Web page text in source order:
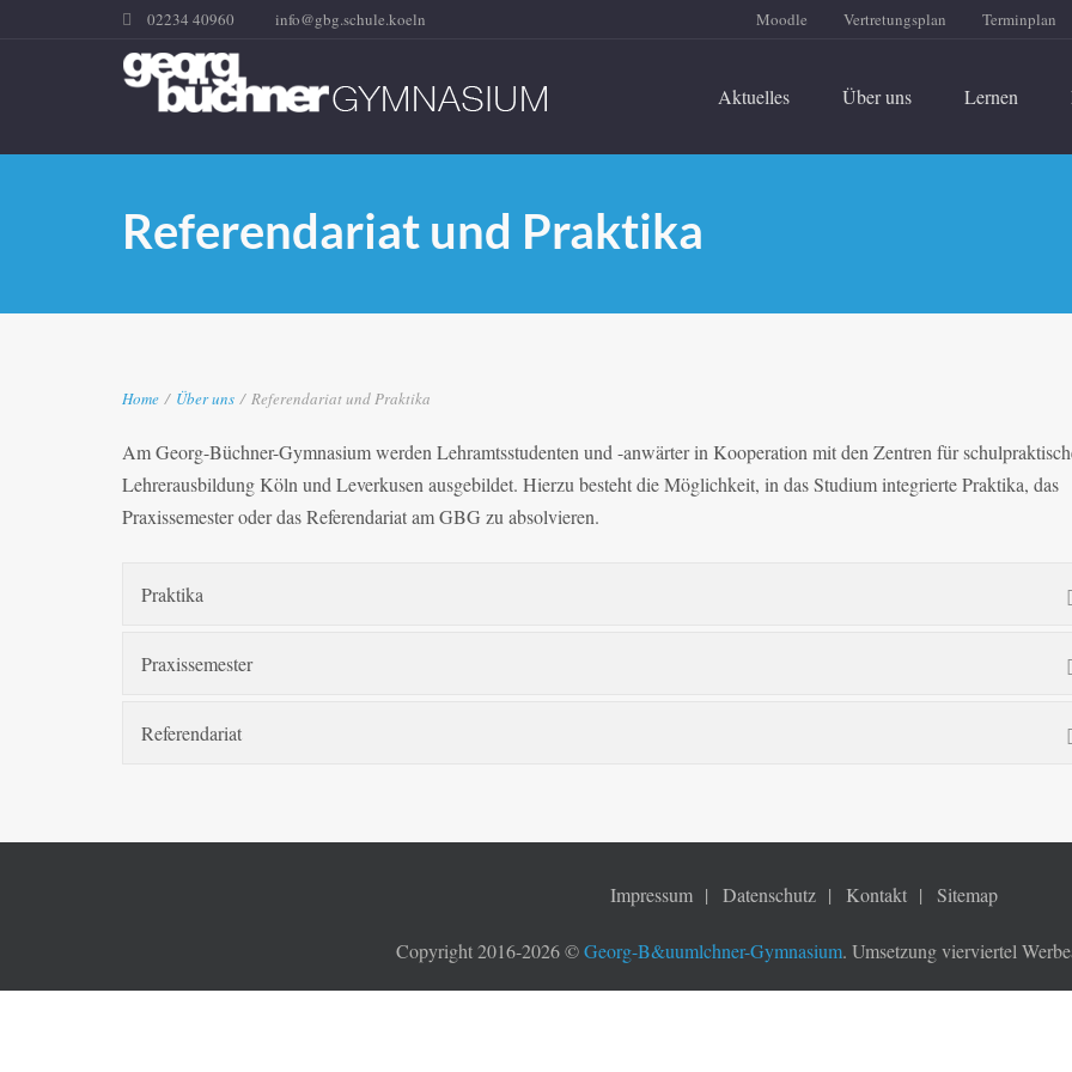
02234 40960 info@gbg.schule.koeln Moodle Vertretungsplan Terminplan
Aktuelles Über uns Lernen
Referendariat und Praktika
Home / Über uns / Referendariat und Praktika
Am Georg-Büchner-Gymnasium werden Lehramtsstudenten und -anwärter in Kooperation mit den Zentren für
Lehrerausbildung Köln und Leverkusen ausgebildet. Hierzu besteht die Möglichkeit, in das Studium integrierte Praktika, das
Praxissemester oder das Referendariat am GBG zu absolvieren.
Praktika
Praxissemester
Referendariat
Impressum Datenschutz Kontakt Sitemap
Copyright 2016-2026 ©Georg-B&uumlchner-Gymnasium. Umsetzung vierviertel